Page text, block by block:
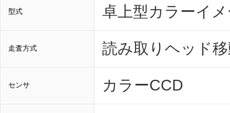
型式 卓上型カラーイ
走査方式 読み取りヘッド
センサ カラーCCD